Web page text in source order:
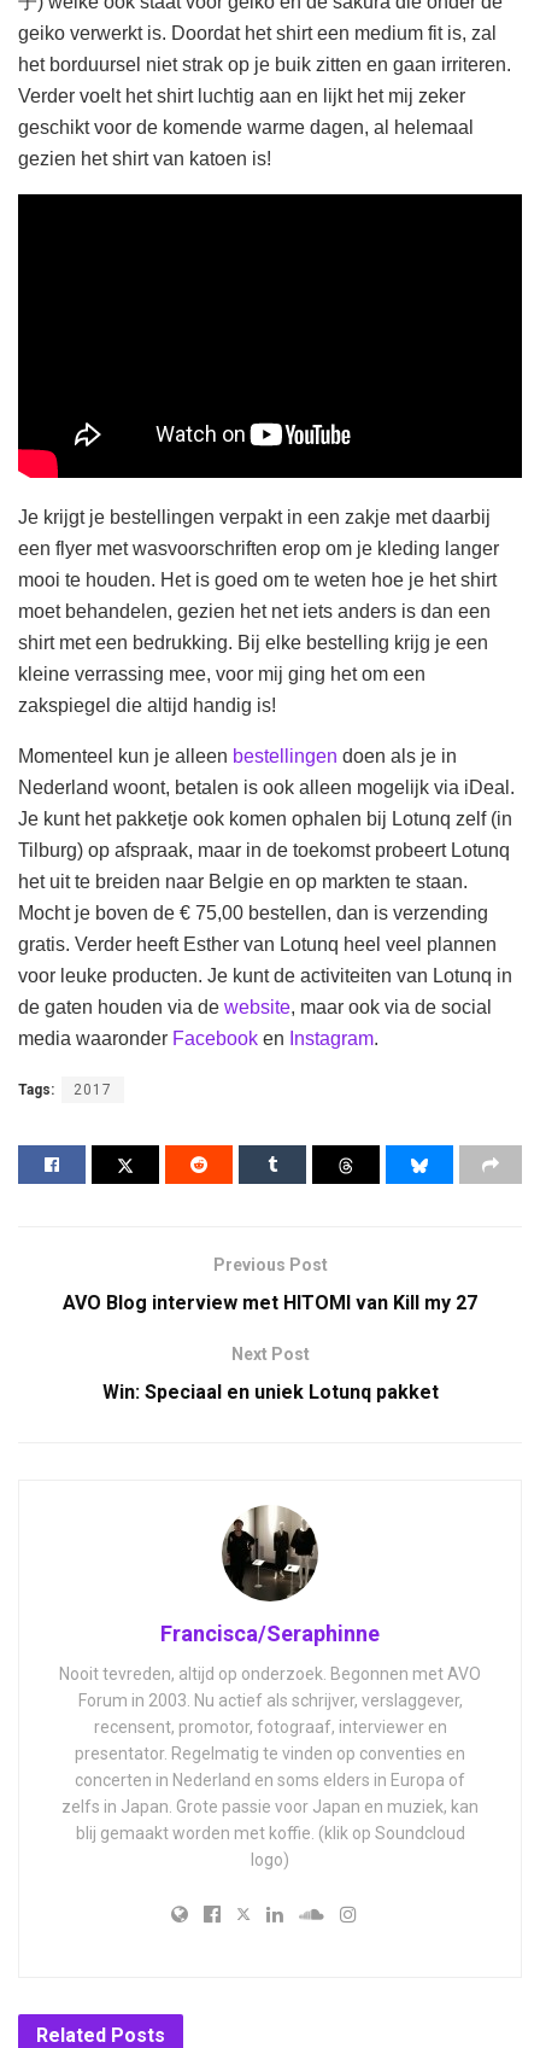
geiko verwerkt is. Doordat het shirt een medium fit is, zal
het borduursel niet strak op je buik zitten en gaan irriteren.
Verder voelt het shirt luchtig aan en lijkt het mij zeker
geschikt voor de komende warme dagen, al helemaal
gezien het shirt van katoen is!
Je krijgt je bestellingen verpakt in een zakje met daarbij
een flyer met wasvoorschriften erop om je kleding langer
mooi te houden. Het is goed om te weten hoe je het shirt
moet behandelen, gezien het net iets anders is dan een
shirt met een bedrukking. Bij elke bestelling krijg je een
kleine verrassing mee, voor mij ging het om een
zakspiegel die altijd handig is!
Momenteel kun je alleen bestellingen doen als je in
Nederland woont, betalen is ook alleen mogelijk via iDeal.
Je kunt het pakketje ook komen ophalen bij Lotunq zelf (in
Tilburg) op afspraak, maar in de toekomst probeert Lotunq
het uit te breiden naar Belgie en op markten te staan.
Mocht je boven de € 75,00 bestellen, dan is verzending
gratis. Verder heeft Esther van Lotunq heel veel plannen
voor leuke producten. Je kunt de activiteiten van Lotunq in
de gaten houden via de website, maar ook via de social
media waaronder Facebook en Instagram.
Tags: 2017
Previous Post
AVO Blog interview met HITOMI van Kill my 27
Next Post
Win: Speciaal en uniek Lotunq pakket
Francisca/Seraphinne
Nooit tevreden, altijd op onderzoek. Begonnen met AVO
Forum in 2003. Nu actief als schrijver, verslaggever,
recensent, promotor, fotograaf, interviewer en
presentator. Regelmatig te vinden op conventies en
concerten in Nederland en soms elders in Europa of
zelfs in Japan. Grote passie voor Japan en muziek, kan
blij gemaakt worden met koffie. (klik op Soundcloud
logo)
Related Posts